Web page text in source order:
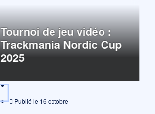
Tournoi de jeu vidéo :
Trackmania Nordic Cup
2025
Publié le 16 octobre